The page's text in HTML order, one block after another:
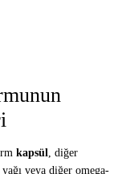
kapsül
, diğer
veya diğer omega-